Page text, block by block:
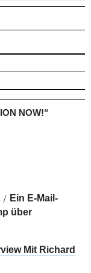
NOW!“
/ Ein E-Mail-
über
Mit Richard